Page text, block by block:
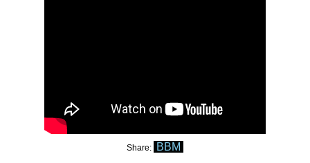
Share: BBM